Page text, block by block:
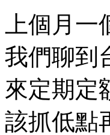
上個月
我們聊到
來定期定
該抓低點